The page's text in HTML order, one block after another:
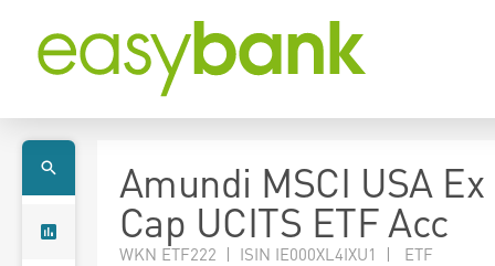
Amundi MSCI USA
Cap UCITS ETF Acc
WKN ETF222 | ISIN IE000XL4IXU1 | ETF